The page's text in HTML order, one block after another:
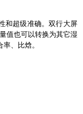
和超级准确。双行大屏
值也可以转换为其它湿
、比焓。